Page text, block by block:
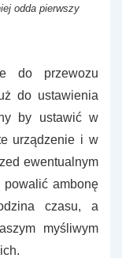
odda pierwszy
do przewozu
do ustawienia
by ustawić w
urządzenie i w
ewentualnym
powalić ambonę
czasu, a
myśliwym